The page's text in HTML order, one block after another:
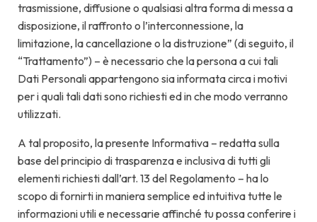
trasmissione, diffusione o qualsiasi altra forma di messa a
disposizione, il raffronto o l’interconnessione, la
limitazione, la cancellazione o la distruzione” (di seguito, il
“Trattamento”) – è necessario che la persona a cui tali
Dati Personali appartengono sia informata circa i motivi
per i quali tali dati sono richiesti ed in che modo verranno
utilizzati.
A tal proposito, la presente Informativa – redatta sulla
base del principio di trasparenza e inclusiva di tutti gli
elementi richiesti dall’art. 13 del Regolamento – ha lo
scopo di fornirti in maniera semplice ed intuitiva tutte le
informazioni utili e necessarie affinché tu possa conferire i